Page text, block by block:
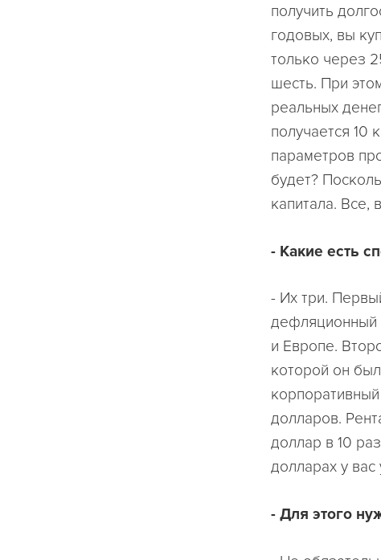
получить
годовых, вы
только через
шесть. При
реальных
получается 10
параметров
будет?
капитала. Все,
- Какие есть
- Их три.
дефляционный
и Европе.
которой он
долларов.
доллар в 10
долларах у
- Для этого